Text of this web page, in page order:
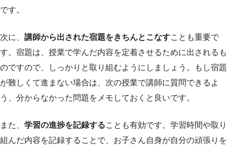
です。
次に、 講師から出された宿題をきちんとこなすことも重要で
す。宿題は、授業で学んだ内容を定着させるために出されるも
のですので、しっかりと取り組むようにしましょう。もし宿題
が難しくて進まない場合は、次の授業で講師に質問できるよ
う、分からなかった問題をメモしておくと良いです。
また、 学習の進捗を記録することも有効です。学習時間や取り
組んだ内容を記録することで、お子さん自身が自分の頑張りを